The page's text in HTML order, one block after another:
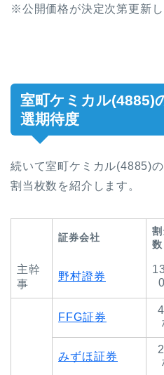
※公開価格が決定次第更新し
室町ケミカル(4885)
選期待度
続いて室町ケミカル(4885)
割当枚数を紹介します。
証券会社
数
主幹
事
野村證券
FFG証券
みずほ証券